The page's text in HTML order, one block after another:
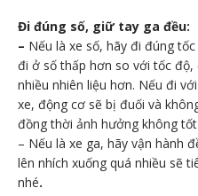
Đi đúng số, giữ tay ga đều:
– Nếu là xe số, hãy đi đúng
đi ở số thấp hơn so với tốc
nhiều nhiên liệu hơn. Nếu đi
xe, động cơ sẽ bị đuối và
đồng thời ảnh hưởng không
– Nếu là xe ga, hãy vận hành
lên nhích xuống quá nhiều sẽ
nhé.